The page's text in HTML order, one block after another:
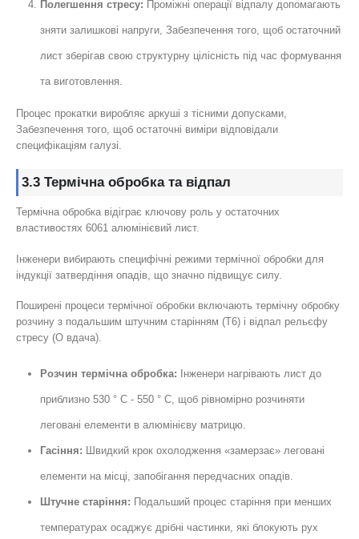
Полегшення стресу: Проміжні операції відпалу допомагають
зняти залишкові напруги, Забезпечення того, щоб остаточний
лист зберігав свою структурну цілісність під час формування
та виготовлення.
Процес прокатки виробляє аркуші з тісними допусками,
Забезпечення того, щоб остаточні виміри відповідали
специфікаціям галузі.
3.3 Термічна обробка та відпал
Термічна обробка відіграє ключову роль у остаточних
властивостях 6061 алюмінієвий лист.
Інженери вибирають специфічні режими термічної обробки для
індукції затвердіння опадів, що значно підвищує силу.
Поширені процеси термічної обробки включають термічну обробку
розчину з подальшим штучним старінням (T6) і відпал рельєфу
стресу (О вдача).
Розчин термічна обробка: Інженери нагрівають лист до
приблизно 530 ° С - 550 ° С, щоб рівномірно розчиняти
леговані елементи в алюмінієву матрицю.
Гасіння: Швидкий крок охолодження «замерзає» леговані
елементи на місці, запобігання передчасних опадів.
Штучне старіння: Подальший процес старіння при менших
температурах осаджує дрібні частинки, які блокують рух